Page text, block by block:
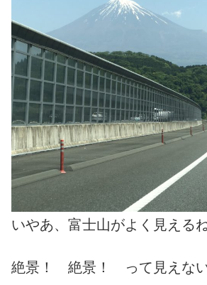
いやあ、富士山がよく見えるね
絶景！ 絶景！ って見えない